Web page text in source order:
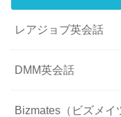
レアジョブ英会話
DMM英会話
Bizmates（ビズメイ